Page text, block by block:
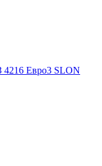
Евро3 SLON